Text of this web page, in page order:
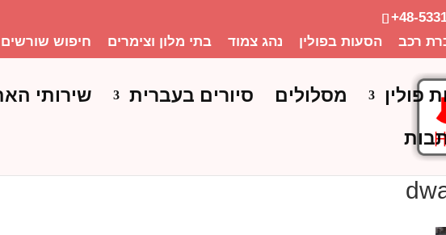
+48-
רכב
הסעות בפולין נהג צמוד בתי מלון וצימרים חיפוש שורשים
פולין מסלולים סיורים בעברית שירותי